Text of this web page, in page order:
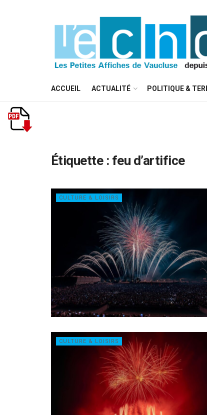
ACCUEIL ACTUALITÉ POLITIQUE &
Étiquette : feu d’artifice
CULTURE & LOISIRS
CULTURE & LOISIRS